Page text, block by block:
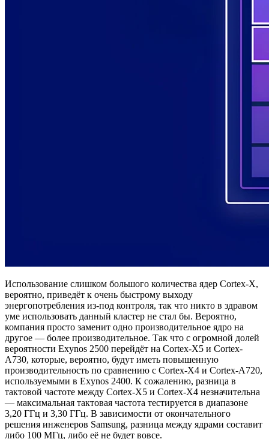
Использование слишком большого количества ядер Cortex-X,
вероятно, приведёт к очень быстрому выходу
энергопотребления из-под контроля, так что никто в здравом
уме использовать данный кластер не стал бы. Вероятно,
компания просто заменит одно производительное ядро на
другое — более производительное. Так что с огромной долей
вероятности Exynos 2500 перейдёт на Cortex-X5 и Cortex-
A730, которые, вероятно, будут иметь повышенную
производительность по сравнению с Cortex-X4 и Cortex-A720,
используемыми в Exynos 2400. К сожалению, разница в
тактовой частоте между Cortex-X5 и Cortex-X4 незначительна
— максимальная тактовая частота тестируется в диапазоне
3,20 ГГц и 3,30 ГГц. В зависимости от окончательного
решения инженеров Samsung, разница между ядрами составит
либо 100 МГц, либо её не будет вовсе.